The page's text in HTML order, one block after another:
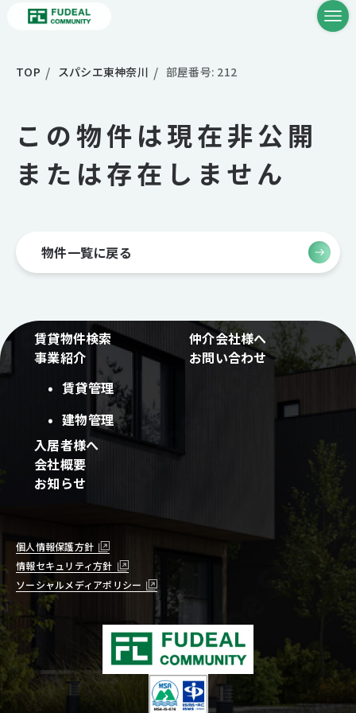
TOP スパシエ東神奈川 部屋番号: 212
この物件は現在非公開
または存在しません
物件一覧に戻る
賃貸物件検索
事業紹介
賃貸管理
建物管理
入居者様へ
会社概要
お知らせ
仲介会社様へ
お問い合わせ
個人情報保護方針
ソーシャルメディアポリシー
情報セキュリティ方針